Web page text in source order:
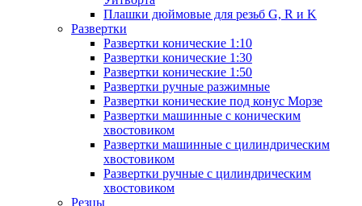
Плашки дюймовые для резьб G, R и K
Развертки
Развертки конические 1:10
Развертки конические 1:30
Развертки конические 1:50
Развертки ручные разжимные
Развертки конические под конус Морзе
Развертки машинные с коническим
хвостовиком
Развертки машинные с цилиндрическим
хвостовиком
Развертки ручные с цилиндрическим
хвостовиком
Резцы